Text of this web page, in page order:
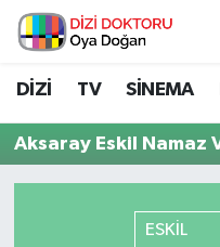
DİZİ TV SİNEMA
Aksaray Eskil Namaz
ESKİL
İstanbul Nöbetçi
İstanbul Hava